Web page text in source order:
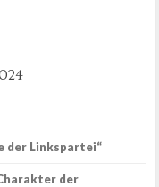
der Linkspartei“
der